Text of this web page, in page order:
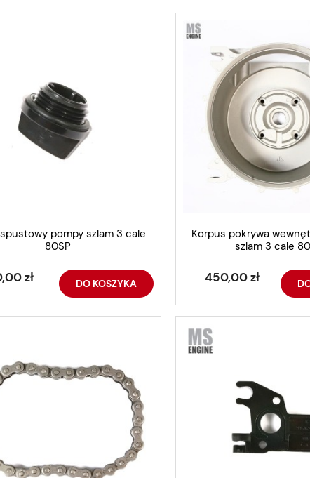
pompy szlam 3 cale
80SP
zł DO KOSZYKA
Korpus pokrywa
szlam 3 cale
450,00 zł